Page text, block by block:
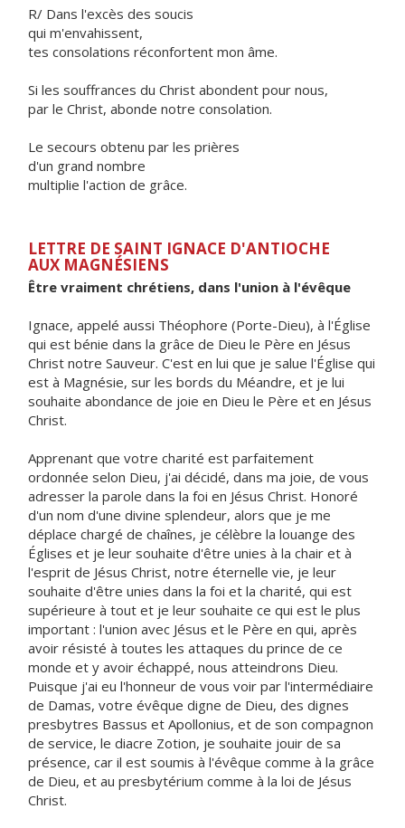
R/ Dans l'excès des soucis
qui m'envahissent,
tes consolations réconfortent mon âme.
Si les souffrances du Christ abondent pour nous,
par le Christ, abonde notre consolation.
Le secours obtenu par les prières
d'un grand nombre
multiplie l'action de grâce.
LETTRE DE SAINT IGNACE D'ANTIOCHE
AUX MAGNÉSIENS
Être vraiment chrétiens, dans l'union à l'évêque
Ignace, appelé aussi Théophore (Porte-Dieu), à l'Église
qui est bénie dans la grâce de Dieu le Père en Jésus
Christ notre Sauveur. C'est en lui que je salue l'Église qui
est à Magnésie, sur les bords du Méandre, et je lui
souhaite abondance de joie en Dieu le Père et en Jésus
Christ.
Apprenant que votre charité est parfaitement
ordonnée selon Dieu, j'ai décidé, dans ma joie, de vous
adresser la parole dans la foi en Jésus Christ. Honoré
d'un nom d'une divine splendeur, alors que je me
déplace chargé de chaînes, je célèbre la louange des
Églises et je leur souhaite d'être unies à la chair et à
l'esprit de Jésus Christ, notre éternelle vie, je leur
souhaite d'être unies dans la foi et la charité, qui est
supérieure à tout et je leur souhaite ce qui est le plus
important : l'union avec Jésus et le Père en qui, après
avoir résisté à toutes les attaques du prince de ce
monde et y avoir échappé, nous atteindrons Dieu.
Puisque j'ai eu l'honneur de vous voir par l'intermédiaire
de Damas, votre évêque digne de Dieu, des dignes
presbytres Bassus et Apollonius, et de son compagnon
de service, le diacre Zotion, je souhaite jouir de sa
présence, car il est soumis à l'évêque comme à la grâce
de Dieu, et au presbytérium comme à la loi de Jésus
Christ.